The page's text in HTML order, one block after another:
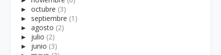
► octubre (3)
► septiembre (1)
► agosto (2)
► julio (2)
► junio (3)